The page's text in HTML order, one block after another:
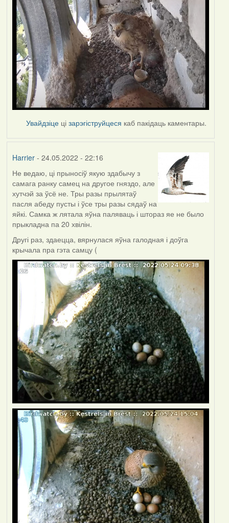
Увайдзіце цізарэгіструйцеся каб пакідаць каментары.
Harrier- 24.05.2022 - 22:16
Не ведаю, ці прыносіў якую здабычу з
самага ранку самец на другое гняздо, але
хутчэй за ўсё не. Тры разы прылятаў
пасля абеду пусты і ўсе тры разы сядаў на
яйкі. Самка ж лятала яўна паляваць і штораз яе не было
прыкладна па 20 хвілін.
Другі раз, здаецца, вярнулася яўна галодная і доўга
крычала пра гэта самцу (